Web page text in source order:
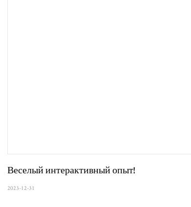
Веселый интерактивный опыт!
2023-12-31